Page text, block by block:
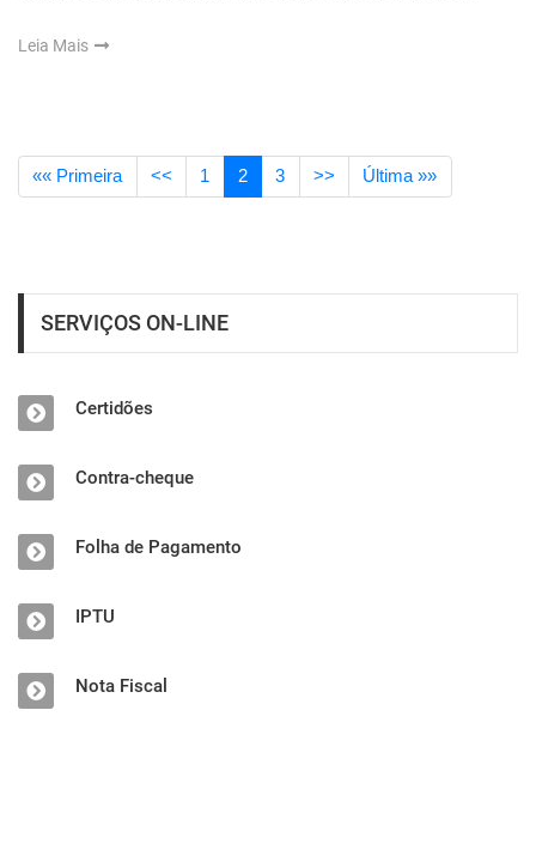
Leia Mais
«« Primeira << 1 2 3 >> Última »»
SERVIÇOS ON-LINE
Certidões
Contra-cheque
Folha de Pagamento
IPTU
Nota Fiscal